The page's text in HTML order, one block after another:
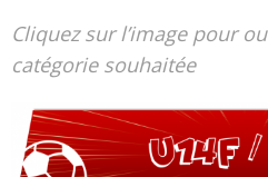
Cliquez sur l’image pour
catégorie souhaitée